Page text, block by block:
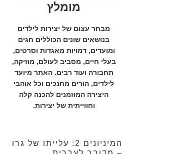
מומלץ
מבחר עצום של יצירות לילדים
בנושאים שונים הכוללים חגים
ומועדים, דמויות מאגדות וסרטים,
בעלי חיים, מסביב לעולם, מוזיקה,
תחבורה ועוד רבים. האתר מיועד
לילדים, הורים מחנכים וכל אוהבי
היצירה המוזמנים להכנה קלה
וחווייתית של יצירות.
המיניונים 2: עלייתו של גרו